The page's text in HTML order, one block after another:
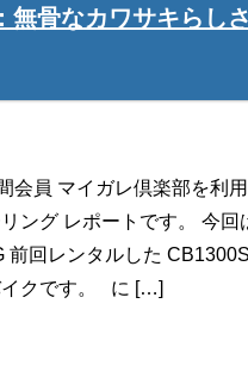
骨なカワサキらし
会員 マイガレ倶楽部を利
ング レポートです。 今回
前回レンタルした
イクです。 に […]